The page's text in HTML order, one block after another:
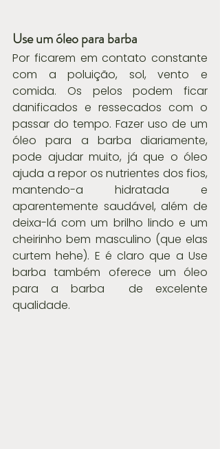
Use um óleo para barba
Por ficarem em contato constante
com a poluição, sol, vento e
comida. Os pelos podem ficar
danificados e ressecados com o
passar do tempo. Fazer uso de um
óleo para a barba diariamente,
pode ajudar muito, já que o óleo
ajuda a repor os nutrientes dos fios,
mantendo-a hidratada e
aparentemente saudável, além de
deixa-lá com um brilho lindo e um
cheirinho bem masculino (que elas
curtem hehe). E é claro que a Use
barba também oferece um óleo
para a barba  de excelente
qualidade.